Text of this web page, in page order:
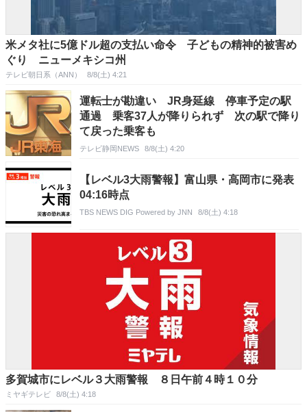
米メタ社に5億ドル超の支払い命令 子どもの精神的被害め
ぐり ニューメキシコ州
テレビ朝日系（ANN） 8/8(土) 4:21
運転士が勘違い JR身延線 停車予定の駅
通過 乗客37人が降りられず 次の駅で降り
て戻った乗客も
テレビ静岡NEWS 8/8(土) 4:20
【レベル3大雨警報】富山県・高岡市に発表
04:16時点
TBS NEWS DIG Powered by JNN 8/8(土) 4:18
多賀城市にレベル３大雨警報 ８日午前４時１０分
ミヤギテレビ 8/8(土) 4:18